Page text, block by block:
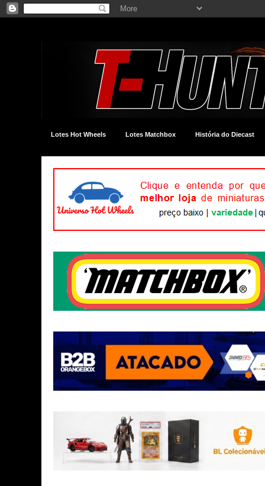
Lotes Hot Wheels Lotes Matchbox História do Diecast